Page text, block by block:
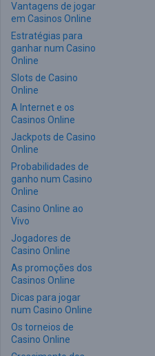
Vantagens de jogar
em Casinos Online
Estratégias para
ganhar num Casino
Online
Slots de Casino
Online
A Internet e os
Casinos Online
Jackpots de Casino
Online
Probabilidades de
ganho num Casino
Online
Casino Online ao
Vivo
Jogadores de
Casino Online
As promoções dos
Casinos Online
Dicas para jogar
num Casino Online
Os torneios de
Casino Online